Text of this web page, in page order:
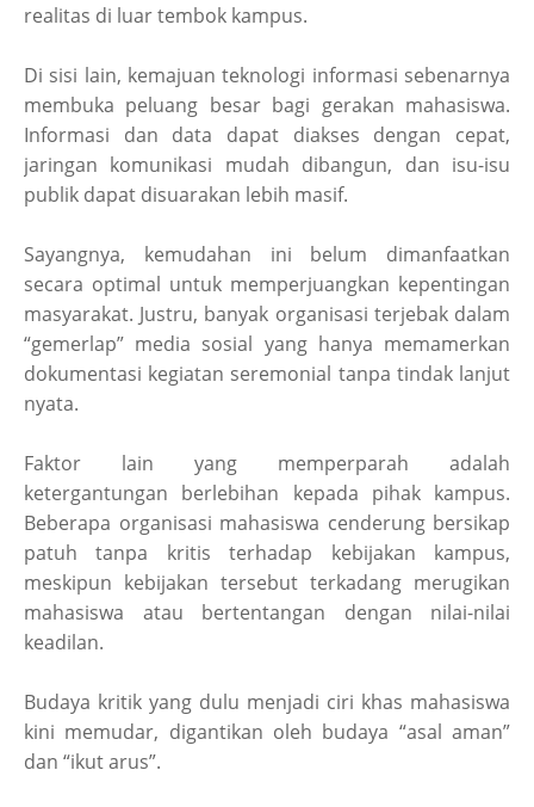
realitas di luar tembok kampus.
Di sisi lain, kemajuan teknologi informasi sebenarnya
membuka peluang besar bagi gerakan mahasiswa.
Informasi dan data dapat diakses dengan cepat,
jaringan komunikasi mudah dibangun, dan isu-isu
publik dapat disuarakan lebih masif.
Sayangnya, kemudahan ini belum dimanfaatkan
secara optimal untuk memperjuangkan kepentingan
masyarakat. Justru, banyak organisasi terjebak dalam
“gemerlap” media sosial yang hanya memamerkan
dokumentasi kegiatan seremonial tanpa tindak lanjut
nyata.
Faktor lain yang memperparah adalah
ketergantungan berlebihan kepada pihak kampus.
Beberapa organisasi mahasiswa cenderung bersikap
patuh tanpa kritis terhadap kebijakan kampus,
meskipun kebijakan tersebut terkadang merugikan
mahasiswa atau bertentangan dengan nilai-nilai
keadilan.
Budaya kritik yang dulu menjadi ciri khas mahasiswa
kini memudar, digantikan oleh budaya “asal aman”
dan “ikut arus”.